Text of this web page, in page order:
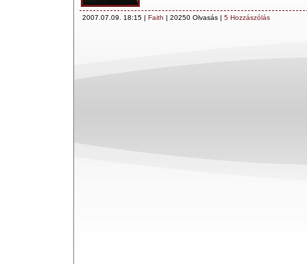
2007.07.09. 18:15 | Faith | 20250 Olvasás | 5 Hozzászólás